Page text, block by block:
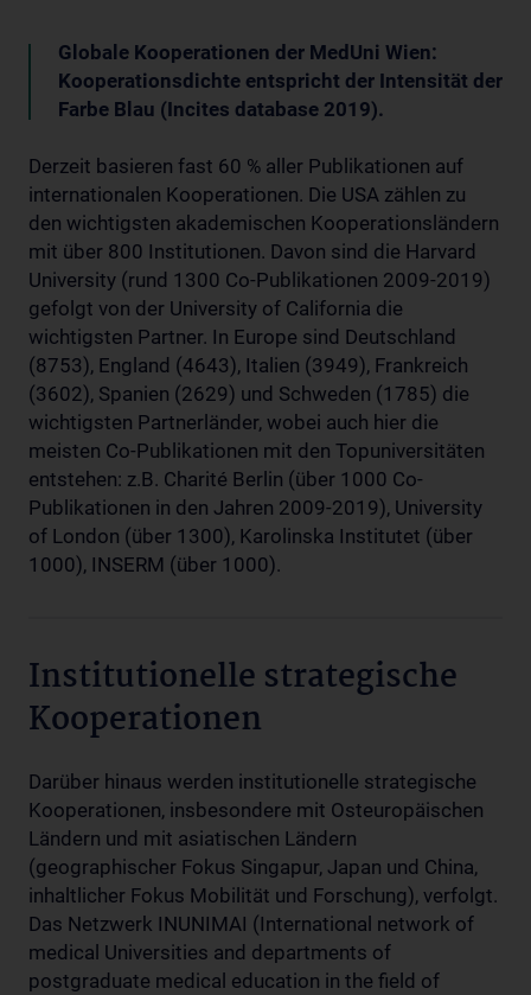
Globale Kooperationen der MedUni Wien:
Kooperationsdichte entspricht der Intensität der
Farbe Blau (Incites database 2019).
Derzeit basieren fast 60 % aller Publikationen auf
internationalen Kooperationen. Die USA zählen zu
den wichtigsten akademischen Kooperationsländern
mit über 800 Institutionen. Davon sind die Harvard
University (rund 1300 Co-Publikationen 2009-2019)
gefolgt von der University of California die
wichtigsten Partner. In Europe sind Deutschland
(8753), England (4643), Italien (3949), Frankreich
(3602), Spanien (2629) und Schweden (1785) die
wichtigsten Partnerländer, wobei auch hier die
meisten Co-Publikationen mit den Topuniversitäten
entstehen: z.B. Charité Berlin (über 1000 Co-
Publikationen in den Jahren 2009-2019), University
of London (über 1300), Karolinska Institutet (über
1000), INSERM (über 1000).
Institutionelle strategische
Kooperationen
Darüber hinaus werden institutionelle strategische
Kooperationen, insbesondere mit Osteuropäischen
Ländern und mit asiatischen Ländern
(geographischer Fokus Singapur, Japan und China,
inhaltlicher Fokus Mobilität und Forschung), verfolgt.
Das Netzwerk INUNIMAI (International network of
medical Universities and departments of
postgraduate medical education in the field of